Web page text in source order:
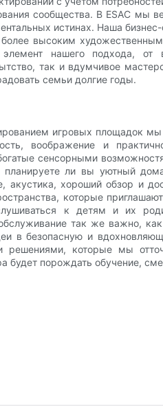
сообщества. В ESAC мы
истинах. Наша
высоким
нашего подхода, от
так и вдумчивое
семьи долгие годы.
игровых площадок
воображение и
сенсорными
ли вы уютный
акустика, хороший обзор и
которые
к детям и их
так же важно,
в безопасную и
решениями, которые мы
будет порождать обучение,